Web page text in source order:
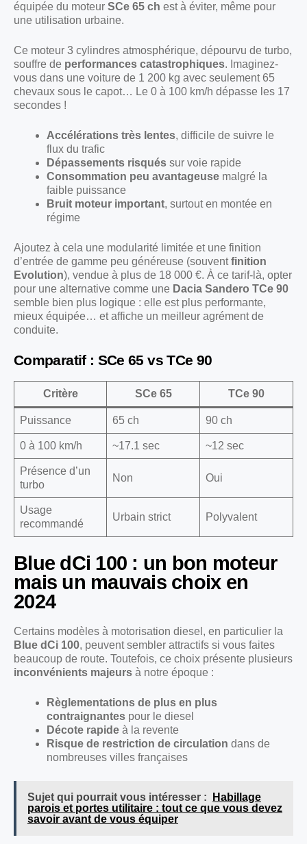
équipée du moteur SCe 65 ch est à éviter, même pour
une utilisation urbaine.
Ce moteur 3 cylindres atmosphérique, dépourvu de turbo,
souffre de performances catastrophiques. Imaginez-
vous dans une voiture de 1 200 kg avec seulement 65
chevaux sous le capot… Le 0 à 100 km/h dépasse les 17
secondes !
Accélérations très lentes, difficile de suivre le
flux du trafic
Dépassements risqués sur voie rapide
Consommation peu avantageuse malgré la
faible puissance
Bruit moteur important, surtout en montée en
régime
Ajoutez à cela une modularité limitée et une finition
d’entrée de gamme peu généreuse (souventfinition
Evolution), vendue à plus de 18 000 €. À ce tarif-là, opter
pour une alternative comme une Dacia Sandero TCe 90
semble bien plus logique : elle est plus performante,
mieux équipée… et affiche un meilleur agrément de
conduite.
Comparatif : SCe 65 vs TCe 90
Critère SCe 65 TCe 90
Puissance 65 ch 90 ch
0 à 100 km/h ~17.1 sec ~12 sec
Présence d’un
turbo
Non Oui
Usage
recommandé
Urbain strict Polyvalent
Blue dCi 100 : un bon moteur
mais un mauvais choix en
2024
Certains modèles à motorisation diesel, en particulier la
Blue dCi 100, peuvent sembler attractifs si vous faites
beaucoup de route. Toutefois, ce choix présente plusieurs
inconvénients majeurs à notre époque :
Règlementations de plus en plus
contraignantes pour le diesel
Décote rapide à la revente
Risque de restriction de circulation dans de
nombreuses villes françaises
Sujet qui pourrait vous intéresser :
Habillage
parois et portes utilitaire : tout ce que vous devez
savoir avant de vous équiper